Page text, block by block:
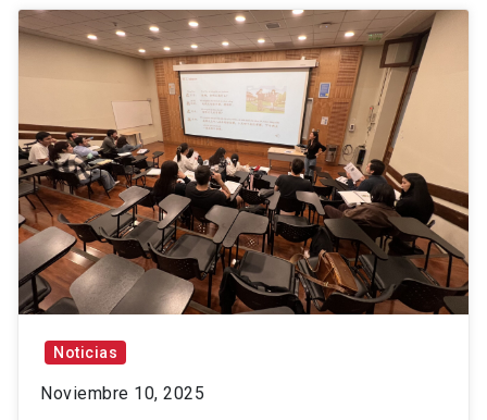
Noticias
Noviembre 10, 2025